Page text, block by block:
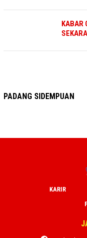
KABAR
PADANG SIDEMPUAN
KARIR